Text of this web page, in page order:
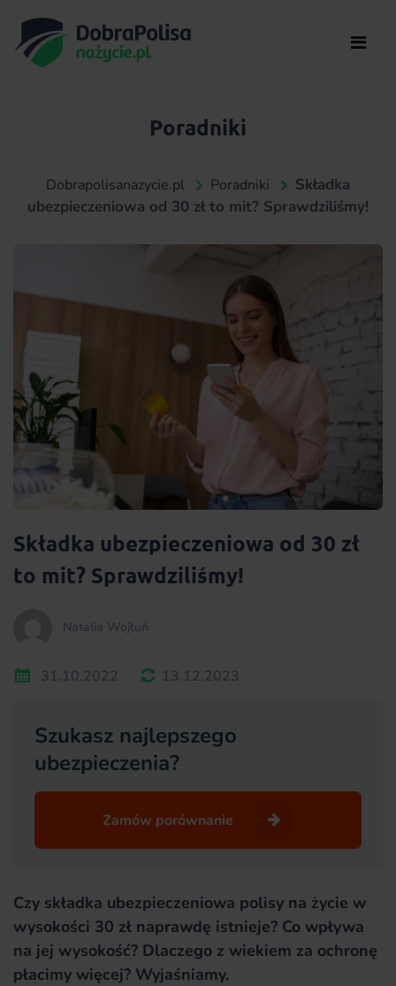
Poradniki
Dobrapolisanazycie.pl Poradniki
Składka
ubezpieczeniowa od 30 zł to mit? Sprawdziliśmy!
Składka ubezpieczeniowa od 30 zł
to mit? Sprawdziliśmy!
Natalia Wojtuń
31.10.2022 13.12.2023
Szukasz najlepszego
ubezpieczenia?
Zamów porównanie
Czy składka ubezpieczeniowa polisy na życie w
wysokości 30 zł naprawdę istnieje? Co wpływa
na jej wysokość? Dlaczego z wiekiem za ochronę
płacimy więcej? Wyjaśniamy.